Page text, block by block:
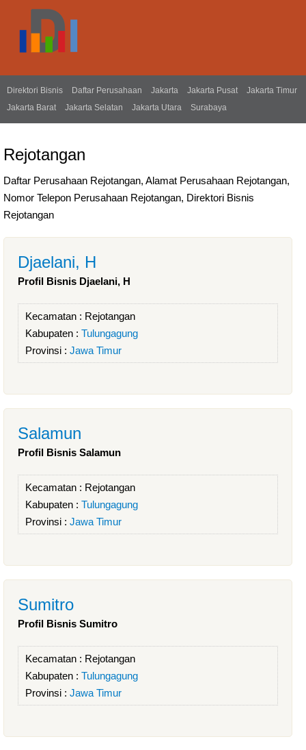
Direktori Bisnis Daftar Perusahaan Jakarta Jakarta Pusat
Jakarta Timur
Jakarta Barat
Jakarta Selatan Jakarta Utara Surabaya
Rejotangan
Daftar Perusahaan Rejotangan, Alamat Perusahaan Rejotangan,
Nomor Telepon Perusahaan Rejotangan, Direktori Bisnis
Rejotangan
Djaelani, H
Profil Bisnis Djaelani, H
Kecamatan : Rejotangan
Kabupaten : Tulungagung
Provinsi : Jawa Timur
Salamun
Profil Bisnis Salamun
Kecamatan : Rejotangan
Kabupaten : Tulungagung
Provinsi : Jawa Timur
Sumitro
Profil Bisnis Sumitro
Kecamatan : Rejotangan
Kabupaten : Tulungagung
Provinsi : Jawa Timur